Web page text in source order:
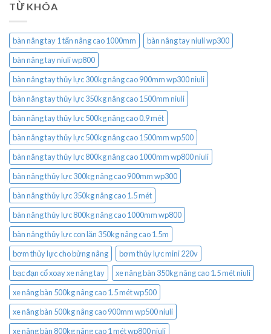
TỪ KHÓA
bàn nâng tay 1 tấn nâng cao 1000mm
bàn nâng tay niuli wp300
bàn nâng tay niuli wp800
bàn nâng tay thủy lực 300kg nâng cao 900mm wp300 niuli
bàn nâng tay thủy lực 350kg nâng cao 1500mm niuli
bàn nâng tay thủy lực 500kg nâng cao 0.9 mét
bàn nâng tay thủy lực 500kg nâng cao 1500mm wp500
bàn nâng tay thủy lực 800kg nâng cao 1000mm wp800 niuli
bàn nâng thủy lực 300kg nâng cao 900mm wp300
bàn nâng thủy lực 350kg nâng cao 1.5 mét
bàn nâng thủy lực 800kg nâng cao 1000mm wp800
bàn nâng thủy lực con lăn 350kg nâng cao 1.5m
bơm thủy lực cho bửng nâng
bơm thủy lực mini 220v
bạc đạn cổ xoay xe nâng tay
xe nâng bàn 350kg nâng cao 1.5 mét niuli
xe nâng bàn 500kg nâng cao 1.5 mét wp500
xe nâng bàn 500kg nâng cao 900mm wp500 niuli
xe nâng bàn 800kg nâng cao 1 mét wp800 niuli